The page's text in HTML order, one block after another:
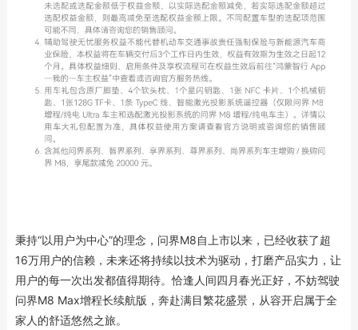
秉持“以用户为中心”的理念，问界M8自上市以来，已经收获了超
16万用户的信赖，未来还将持续以技术为驱动，打磨产品实力，让
用户的每一次出发都值得期待。恰逢人间四月春光正好，不妨驾驶
问界M8 Max增程长续航版，奔赴满目繁花盛景，从容开启属于全
家人的舒适悠然之旅。